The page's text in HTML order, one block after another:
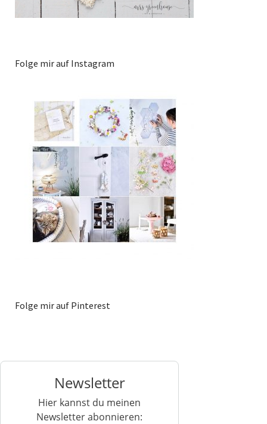
Folge mir auf Instagram
Folge mir auf Pinterest
Newsletter
Hier kannst du meinen
Newsletter abonnieren: